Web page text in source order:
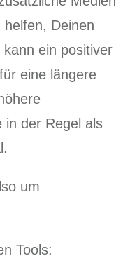
Deinen
ein positiver
eine längere
in der Regel als
um
Tools: